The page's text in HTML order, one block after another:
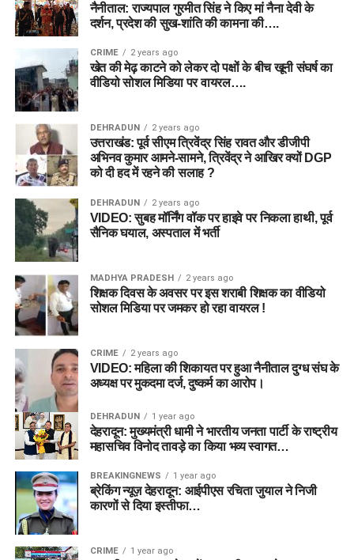
नैनीताल: राज्यपाल गुरमीत सिंह ने किए मां नैना देवी के
दर्शन, प्रदेश की सुख-शांति की कामना की….
CRIME 2 years ago
खेत की मेढ़ काटने को लेकर दो पक्षों के बीच खूनी संघर्ष का
वीडियो सोशल मिडिया पर वायरल….
DEHRADUN 2 years ago
उत्तराखंड: पूर्व सीएम त्रिवेंद्र सिंह रावत और डीजीपी
अभिनव कुमार आमने-सामने, त्रिवेंद्र ने आखिर क्यों DGP
को दी हद में रहने की सलाह ?
DEHRADUN 2 years ago
VIDEO: सुबह मॉर्निंग वॉक पर हाइवे पर निकला हाथी, पूर्व
सैनिक घयाल, अस्पताल में भर्ती
MADHYA PRADESH 2 years ago
शिक्षक दिवस के अवसर पर इस शराबी शिक्षक का वीडियो
सोशल मिडिया पर जमकर हो रहा वायरल !
CRIME 2 years ago
VIDEO: महिला की शिकायत पर हुआ नैनीताल दुग्ध संघ के
अध्यक्ष पर मुकदमा दर्ज, दुष्कर्म का आरोप।
DEHRADUN 1 year ago
देहरादून: मुख्यमंत्री धामी ने भारतीय जनता पार्टी के राष्ट्रीय
महासचिव विनोद तावड़े का किया भव्य स्वागत…
BREAKINGNEWS 1 year ago
ब्रेकिंग न्यूज़ देहरादून: आईपीएस रचिता जुयाल ने निजी
कारणों से दिया इस्तीफा…
CRIME 1 year ago